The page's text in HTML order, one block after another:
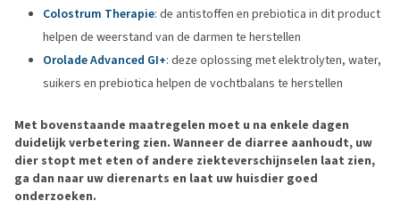
Colostrum Therapie: de antistoffen en prebiotica in dit product
helpen de weerstand van de darmen te herstellen
Orolade Advanced GI+: deze oplossing met elektrolyten, water,
suikers en prebiotica helpen de vochtbalans te herstellen
Met bovenstaande maatregelen moet u na enkele dagen
duidelijk verbetering zien. Wanneer de diarree aanhoudt, uw
dier stopt met eten of andere ziekteverschijnselen laat zien,
ga dan naar uw dierenarts en laat uw huisdier goed
onderzoeken.